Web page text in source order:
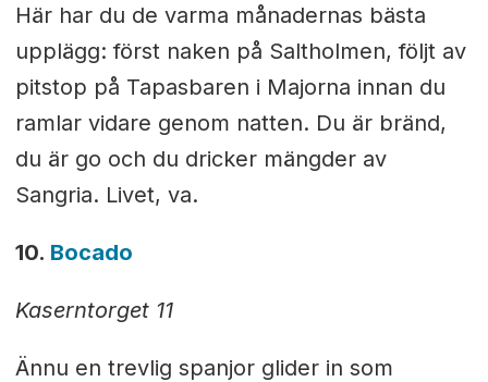
Här har du de varma månadernas bästa
upplägg: först naken på Saltholmen, följt av
pitstop på Tapasbaren i Majorna innan du
ramlar vidare genom natten. Du är bränd,
du är go och du dricker mängder av
Sangria. Livet, va.
10. Bocado
Kaserntorget 11
Ännu en trevlig spanjor glider in som